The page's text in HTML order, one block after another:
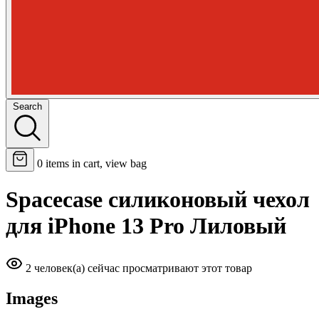
Search
0 items in cart, view bag
Spacecase силиконовый чехол
для iPhone 13 Pro Лиловый
2 человек(а) сейчас просматривают этот товар
Images